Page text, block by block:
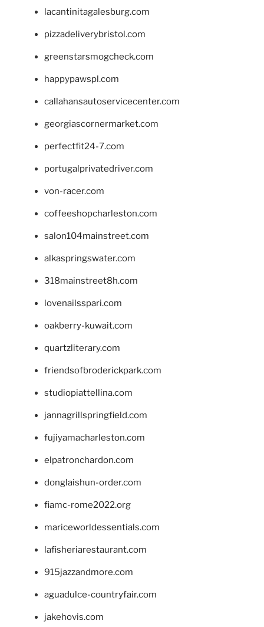
lacantinitagalesburg.com
pizzadeliverybristol.com
greenstarsmogcheck.com
happypawspl.com
callahansautoservicecenter.com
georgiascornermarket.com
perfectfit24-7.com
portugalprivatedriver.com
von-racer.com
coffeeshopcharleston.com
salon104mainstreet.com
alkaspringswater.com
318mainstreet8h.com
lovenailsspari.com
oakberry-kuwait.com
quartzliterary.com
friendsofbroderickpark.com
studiopiattellina.com
jannagrillspringfield.com
fujiyamacharleston.com
elpatronchardon.com
donglaishun-order.com
fiamc-rome2022.org
mariceworldessentials.com
lafisheriarestaurant.com
915jazzandmore.com
aguadulce-countryfair.com
jakehovis.com